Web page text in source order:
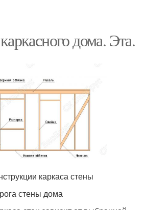
дома. Эта.
каркаса стены
стены дома